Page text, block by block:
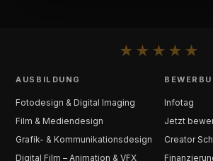
★ ★ ★ ★ ★
AUSBILDUNG
Fotodesign & Digital Imaging
Film & Mediendesign
Grafik- & Kommunikationsdesign
Digital Film – Animation & VFX
Infotag
Jetzt
Creator